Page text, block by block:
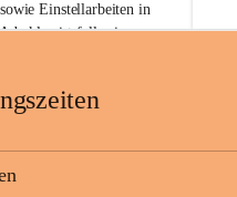
Einstellarbeiten in
ist fallweise
und Wochen wird
ist bemüht, für die